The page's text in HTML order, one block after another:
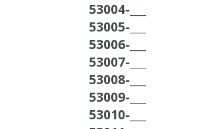
53004-___
53005-___
53006-___
53007-___
53008-___
53009-___
53010-___